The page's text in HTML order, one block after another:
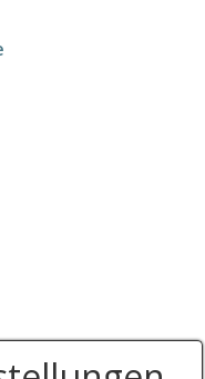
Holzhüter
KFZ-
für den Garten- und